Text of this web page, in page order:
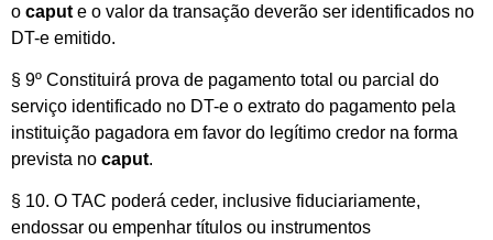
o caput e o valor da transação deverão ser identificados no
DT-e emitido.
§ 9º Constituirá prova de pagamento total ou parcial do
serviço identificado no DT-e o extrato do pagamento pela
instituição pagadora em favor do legítimo credor na forma
prevista no caput.
§ 10. O TAC poderá ceder, inclusive fiduciariamente,
endossar ou empenhar títulos ou instrumentos